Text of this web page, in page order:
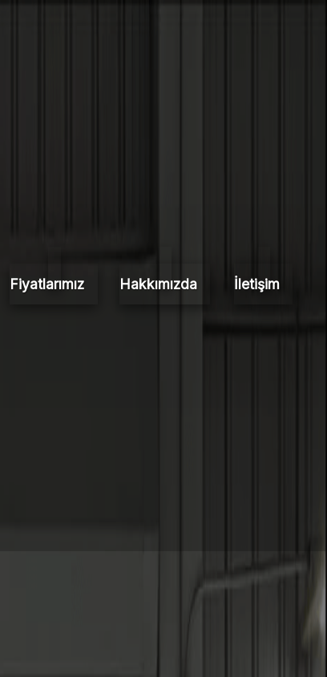
Fiyatlarımız Hakkımızda İletişim